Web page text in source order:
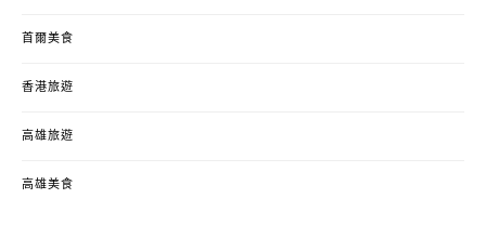
首爾美食
香港旅遊
高雄旅遊
高雄美食